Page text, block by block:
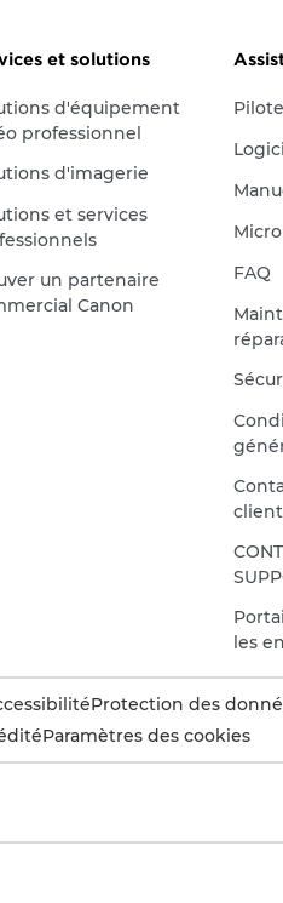
et solutions
d'équipement
professionnel
d'imagerie
et services
un partenaire
Canon
FAQ
client
les
Protection des
Paramètres des cookies